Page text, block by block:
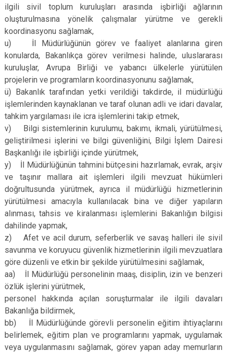
ilgili sivil toplum kuruluşları arasında işbirliği ağlarının
oluşturulmasına yönelik çalışmalar yürütme ve gerekli
koordinasyonu sağlamak,
u) İl Müdürlüğünün görev ve faaliyet alanlarına giren
konularda, Bakanlıkça görev verilmesi halinde, uluslararası
kuruluşlar, Avrupa Birliği ve yabancı ülkelerle yürütülen
projelerin ve programların koordinasyonunu sağlamak,
ü) Bakanlık tarafından yetki verildiği takdirde, il müdürlüğü
işlemlerinden kaynaklanan ve taraf olunan adli ve idari davalar,
tahkim yargılaması ile icra işlemlerini takip etmek,
v) Bilgi sistemlerinin kurulumu, bakımı, ikmali, yürütülmesi,
geliştirilmesi işlerini ve bilgi güvenliğini, Bilgi İşlem Dairesi
Başkanlığı ile işbirliği içinde yürütmek,
y) İl Müdürlüğünün tahmini bütçesini hazırlamak, evrak, arşiv
ve taşınır mallara ait işlemleri ilgili mevzuat hükümleri
doğrultusunda yürütmek, ayrıca il müdürlüğü hizmetlerinin
yürütülmesi amacıyla kullanılacak bina ve diğer yapıların
alınması, tahsis ve kiralanması işlemlerini Bakanlığın bilgisi
dahilinde yapmak,
z) Afet ve acil durum, seferberlik ve savaş halleri ile sivil
savunma ve koruyucu güvenlik hizmetlerinin ilgili mevzuatlara
göre düzenli ve etkin bir şekilde yürütülmesini sağlamak,
aa) İl Müdürlüğü personelinin maaş, disiplin, izin ve benzeri
özlük işlerini yürütmek,
personel hakkında açılan soruşturmalar ile ilgili davaları
Bakanlığa bildirmek,
bb) İl Müdürlüğünde görevli personelin eğitim ihtiyaçlarını
belirlemek, eğitim plan ve programlarını yapmak, uygulamak
veya uygulanmasını sağlamak, görev yapan aday memurların